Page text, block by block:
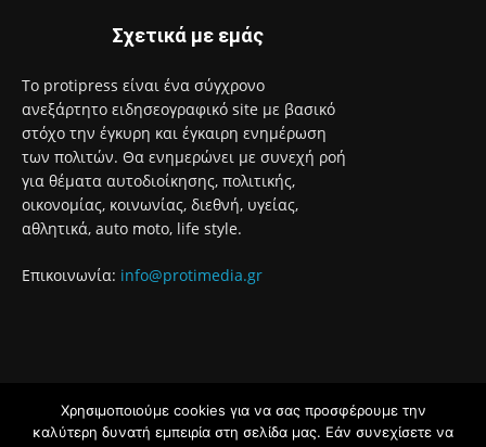
Έναρξη του προγράμματος στειρώσεων και περίθαλψης
αδέσποτων γατών του Δήμου Αιγάλεω
8 Αυγούστου 2026
Με το Παρατηρητήριο Έργων η Περιφέρεια Αττικής αποκτά
ένα από τα πρώτα ολοκληρωμένα ψηφιακά εργαλεία στην
Ευρώπη για τη διαφάνεια και τη λογοδοσία
8 Αυγούστου 2026
Χρησιμοποιούμε cookies για να σας προσφέρουμε την
καλύτερη δυνατή εμπειρία στη σελίδα μας. Εάν συνεχίσετε να